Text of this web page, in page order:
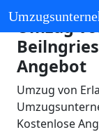
Umzug
Angebot
Umzug von
Kostenlose